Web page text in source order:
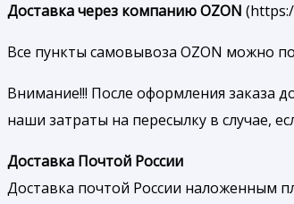
Доставка через компанию OZON
Все пункты самовывоза OZON можно
Внимание!!! После оформления заказа
наши затраты на пересылку в случае,
Доставка Почтой России
Доставка почтой России наложенным